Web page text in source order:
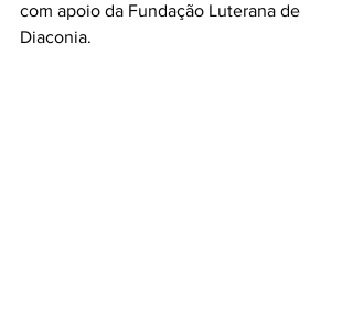
com apoio da Fundação Luterana de
Diaconia.